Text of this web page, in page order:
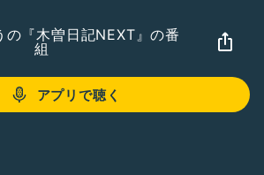
の『木曽日記NEXT』の番
組
アプリで聴く